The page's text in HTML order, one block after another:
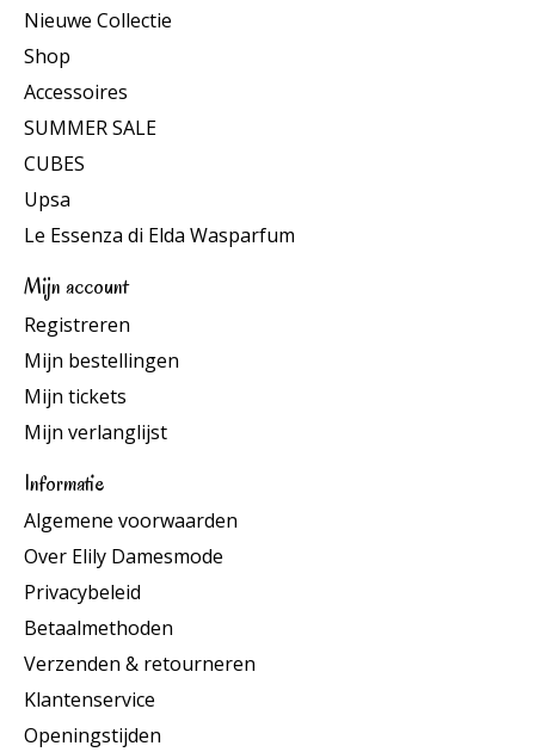
Nieuwe Collectie
Shop
Accessoires
SUMMER SALE
CUBES
Upsa
Le Essenza di Elda Wasparfum
Mijn account
Registreren
Mijn bestellingen
Mijn tickets
Mijn verlanglijst
Informatie
Algemene voorwaarden
Over Elily Damesmode
Privacybeleid
Betaalmethoden
Verzenden & retourneren
Klantenservice
Openingstijden